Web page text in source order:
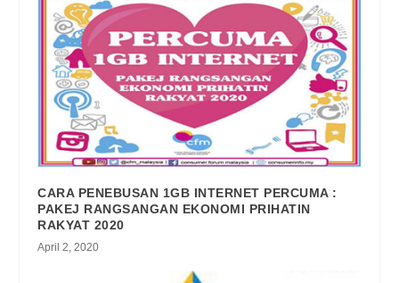
CARA PENEBUSAN 1GB INTERNET PERCUMA :
PAKEJ RANGSANGAN EKONOMI PRIHATIN
RAKYAT 2020
April 2, 2020